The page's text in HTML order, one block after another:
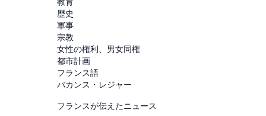
歴史
軍事
宗教
女性の権利、男女同権
都市計画
フランス語
バカンス・レジャー
フランスが伝えたニュース